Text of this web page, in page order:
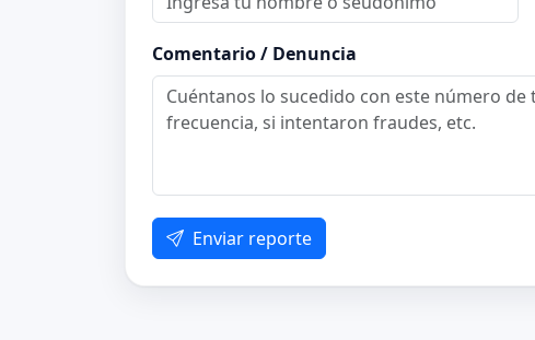
Comentario / Denuncia
Enviar reporte